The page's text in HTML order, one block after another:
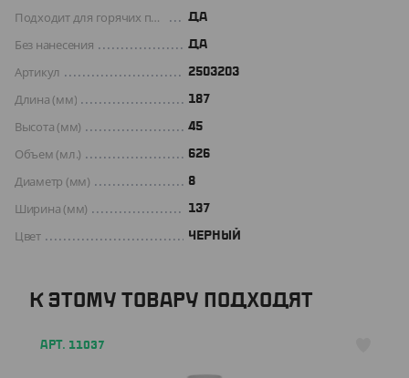
Подходит для горячих продуктов ДА
Без нанесения ДА
Артикул 2503203
Длина (мм) 187
Высота (мм) 45
Объем (мл.) 626
Диаметр (мм) 8
Ширина (мм) 137
Цвет ЧЕРНЫЙ
К ЭТОМУ ТОВАРУ ПОДХОДЯТ
АРТ. 11037